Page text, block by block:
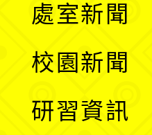
處室新聞
校園新聞
研習資訊